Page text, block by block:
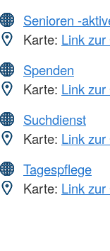
Senioren -
Karte: Link
Spenden
Karte: Link
Suchdienst
Karte: Link
Tagespflege
Karte: Link